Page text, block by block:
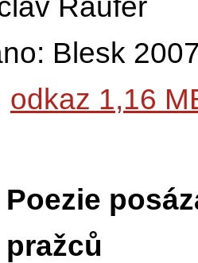
Raufer
Blesk
odkaz 1,16
Poezie
pražců